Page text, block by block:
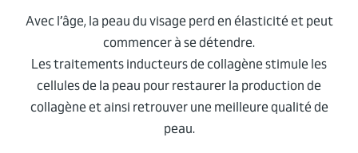
Avec l’âge, la peau du visage perd en élasticité et peut
commencer à se détendre.
Les traitements inducteurs de collagène stimule les
cellules de la peau pour restaurer la production de
collagène et ainsi retrouver une meilleure qualité de
peau.